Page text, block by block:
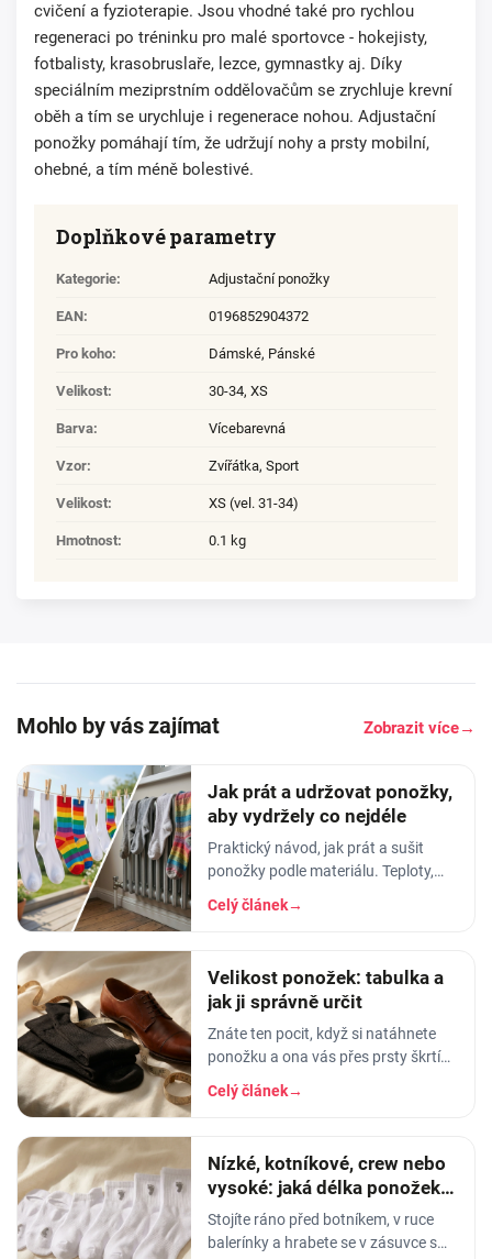
cvičení a fyzioterapie. Jsou vhodné také pro rychlou
regeneraci po tréninku pro malé sportovce - hokejisty,
fotbalisty, krasobruslaře, lezce, gymnastky aj. Díky
speciálním meziprstním oddělovačům se zrychluje krevní
oběh a tím se urychluje i regenerace nohou. Adjustační
ponožky pomáhají tím, že udržují nohy a prsty mobilní,
ohebné, a tím méně bolestivé.
Doplňkové parametry
Kategorie: Adjustační ponožky
EAN: 0196852904372
Pro koho: Dámské, Pánské
Velikost: 30-34, XS
Barva: Vícebarevná
Vzor: Zvířátka, Sport
Velikost: XS (vel. 31-34)
Hmotnost: 0.1 kg
Mohlo by vás zajímat Zobrazit více→
Jak prát a udržovat ponožky,
aby vydržely co nejdéle
Praktický návod, jak prát a sušit
ponožky podle materiálu. Teploty,
aviváž, sušička, žehlení. Vyhnete se
tak sražení, trhání a ztrátě tvaru.
Celý článek→
Velikost ponožek: tabulka a
jak ji správně určit
Znáte ten pocit, když si natáhnete
ponožku a ona vás přes prsty škrtí
jako gumička od svačiny? Nebo
naopak - pata vám vyleze do půlky
Celý článek→
Nízké, kotníkové, crew nebo
vysoké: jaká délka ponožek k
čemu
Stojíte ráno před botníkem, v ruce
balerínky a hrabete se v zásuvce s